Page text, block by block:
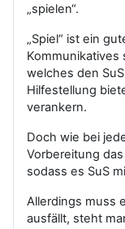
„spielen“.
„Spiel“ ist ein
Kommunikatives
welches den
Hilfestellung
verankern.
Doch wie bei
Vorbereitung
sodass es SuS
Allerdings muss
ausfällt, steht